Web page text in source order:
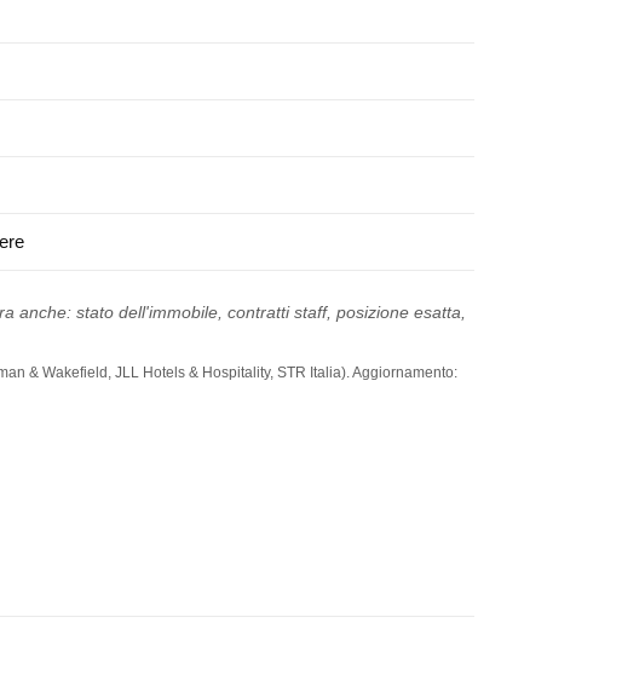
stato dell'immobile, contratti staff, posizione esatta,
& Wakefield, JLL Hotels & Hospitality, STR Italia). Aggiornamento: